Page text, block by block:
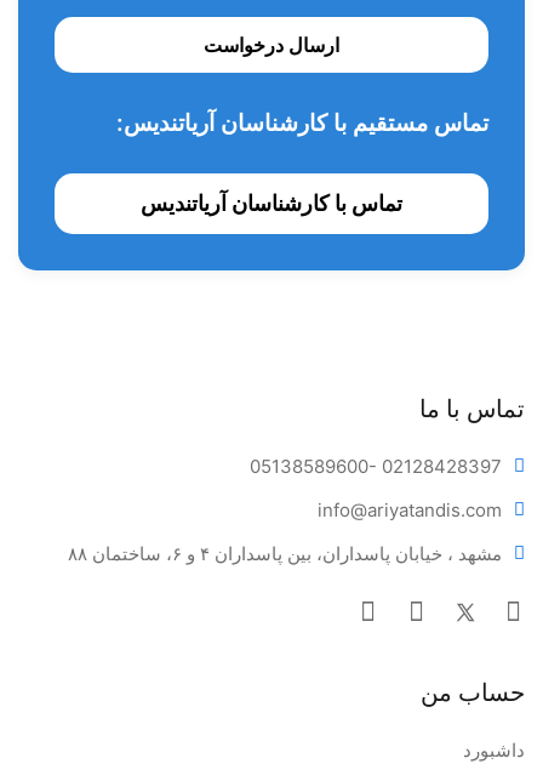
ارسال درخواست
تماس مستقیم با کارشناسان آریاتندیس:
تماس با کارشناسان آریاتندیس
تماس با ما
05138589600- 02128428397
info@ariyatandis.com
مشهد ، خیابان پاسداران، بین پاسداران ۴ و ۶، ساختمان ۸۸
حساب من
داشبورد